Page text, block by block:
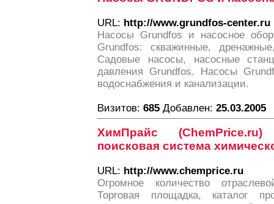
URL: http://www.grundfos-center.ru
Насосы Grundfos и насосное
Grundfos: скважинные,
Садовые насосы, насосные
давления Grundfos. Насосы
водоснабжения и канализации.
Визитов: 685 Добавлен: 25.03.2005
ХимПрайс
поисковая система
URL: http://www.chemprice.ru
Огромное количество
Торговая площадка, каталог